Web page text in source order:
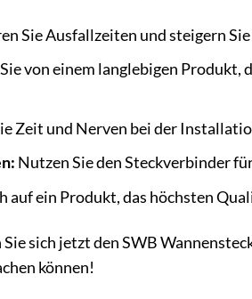
Sie Ausfallzeiten und steigern
von einem langlebigen Produkt,
Zeit und Nerven bei der
Nutzen Sie den Steckverbinder
auf ein Produkt, das höchsten
sich jetzt den SWB
können!